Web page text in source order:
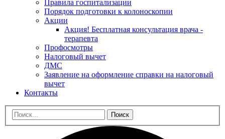
Правила госпитализации
Порядок подготовки к колоноскопии
Акции
Акция! Бесплатная консультация врача -
терапевта
Профосмотры
Налоговый вычет
ДМС
Заявление на оформление справки на налоговый
вычет
Контакты